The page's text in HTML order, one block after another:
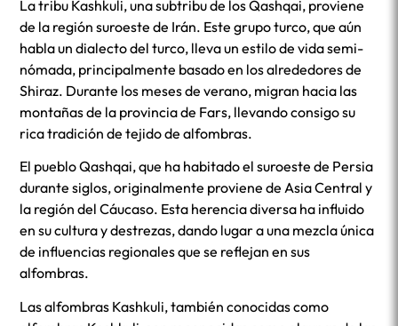
La tribu Kashkuli, una subtribu de los Qashqai, proviene
de la región suroeste de Irán. Este grupo turco, que aún
habla un dialecto del turco, lleva un estilo de vida semi-
nómada, principalmente basado en los alrededores de
Shiraz. Durante los meses de verano, migran hacia las
montañas de la provincia de Fars, llevando consigo su
rica tradición de tejido de alfombras.
El pueblo Qashqai, que ha habitado el suroeste de Persia
durante siglos, originalmente proviene de Asia Central y
la región del Cáucaso. Esta herencia diversa ha influido
en su cultura y destrezas, dando lugar a una mezcla única
de influencias regionales que se reflejan en sus
alfombras.
Las alfombras Kashkuli, también conocidas como